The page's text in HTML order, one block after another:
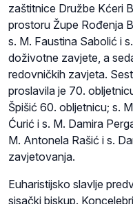
zaštitnice Družbe Kćeri
prostoru Župe Rođenja
s. M. Faustina Sabolić i
doživotne zavjete, a
redovničkih zavjeta.
proslavila je 70.
Špišić 60. obljetnicu; s.
Ćurić i s. M. Damira
M. Antonela Rašić i s.
zavjetovanja.
Euharistijsko slavlje
sisački biskup.